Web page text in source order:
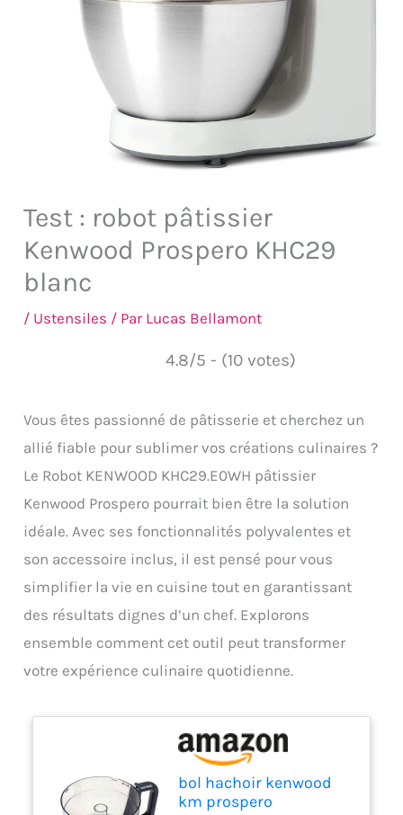
Test : robot pâtissier
Kenwood Prospero KHC29
blanc
/ Ustensiles / Par Lucas Bellamont
4.8/5 - (10 votes)
Vous êtes passionné de pâtisserie et cherchez un
allié fiable pour sublimer vos créations culinaires ?
Le Robot KENWOOD KHC29.E0WH pâtissier
Kenwood Prospero pourrait bien être la solution
idéale. Avec ses fonctionnalités polyvalentes et
son accessoire inclus, il est pensé pour vous
simplifier la vie en cuisine tout en garantissant
des résultats dignes d’un chef. Explorons
ensemble comment cet outil peut transformer
votre expérience culinaire quotidienne.
bol hachoir kenwood
km prospero